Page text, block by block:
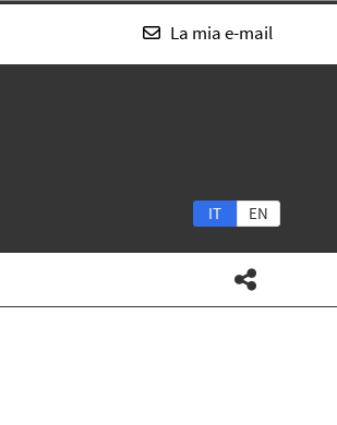
La mia e-mail
IT EN